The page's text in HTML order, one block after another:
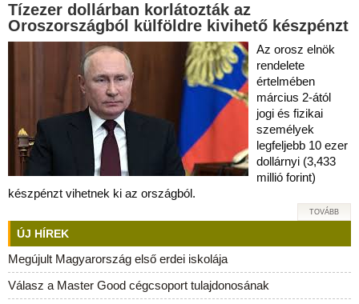
Tízezer dollárban korlátozták az
Oroszországból külföldre kivihető készpénzt
Az orosz elnök
rendelete
értelmében
március 2-ától
jogi és fizikai
személyek
legfeljebb 10 ezer
dollárnyi (3,433
millió forint)
készpénzt vihetnek ki az országból.
TOVÁBB
ÚJ HÍREK
Megújult Magyarország első erdei iskolája
Válasz a Master Good cégcsoport tulajdonosának